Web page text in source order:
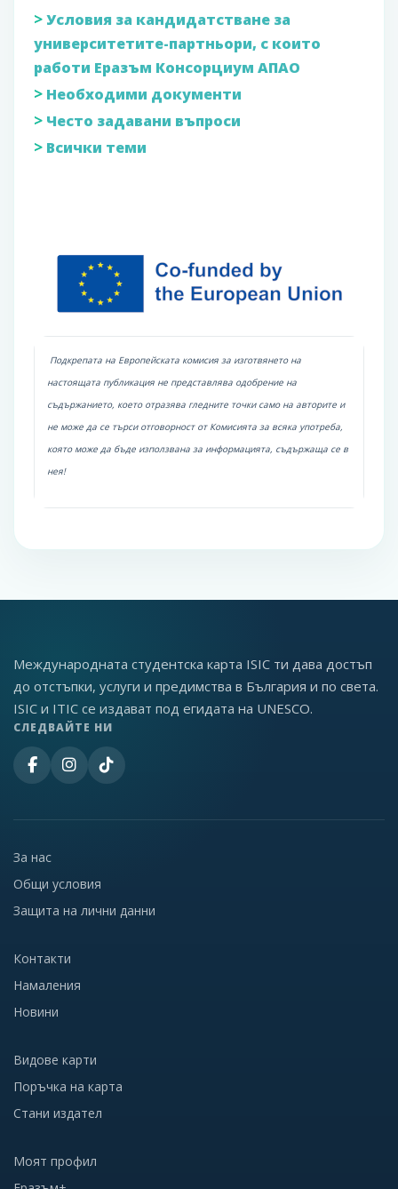
>Условия за кандидатстване за
университетите-партньори, с които
работи Еразъм Консорциум АПАО
> Необходими документи
> Често задавани въпроси
> Всички теми
Подкрепата на Европейската комисия за изготвянето на
настоящата публикация не представлява одобрение на
съдържанието, което отразява гледните точки само на авторите и
не може да се търси отговорност от Комисията за всяка употреба,
която може да бъде използвана за информацията, съдържаща се в
нея!
Международната студентска карта ISIC ти дава достъп
до отстъпки, услуги и предимства в България и по света.
ISIC и ITIC се издават под егидата на UNESCO.
СЛЕДВАЙТЕ НИ
За нас
Общи условия
Защита на лични данни
Контакти
Намаления
Новини
Видове карти
Поръчка на карта
Стани издател
Моят профил